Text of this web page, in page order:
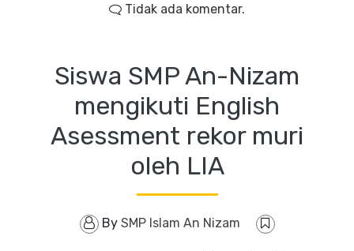
Tidak ada komentar.
Siswa SMP An-Nizam
mengikuti English
Asessment rekor muri
oleh LIA
By SMP Islam An Nizam